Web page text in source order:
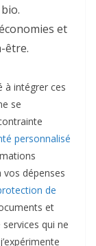
et
être.
à intégrer ces
se
personnalisé
dépenses
de
et
qui ne